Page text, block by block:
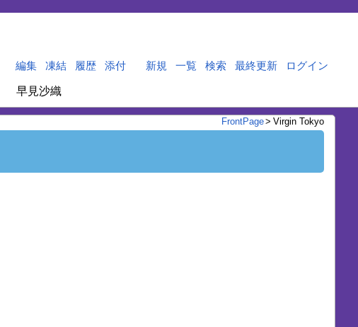
編集 凍結 履歴 添付 新規 一覧 検索 最終更新 ログイン
早見沙織
FrontPage> Virgin Tokyo